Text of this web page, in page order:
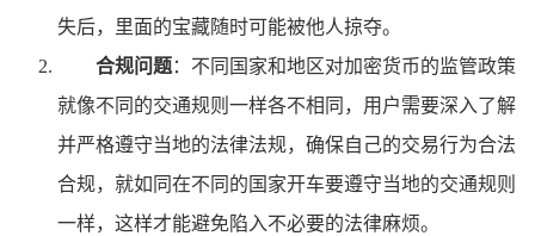
失后，里面的宝藏随时可能被他人掠夺。
合规问题：不同国家和地区对加密货币的监管政策
就像不同的交通规则一样各不相同，用户需要深入了解
并严格遵守当地的法律法规，确保自己的交易行为合法
合规，就如同在不同的国家开车要遵守当地的交通规则
一样，这样才能避免陷入不必要的法律麻烦。